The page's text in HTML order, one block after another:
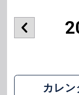
カレン